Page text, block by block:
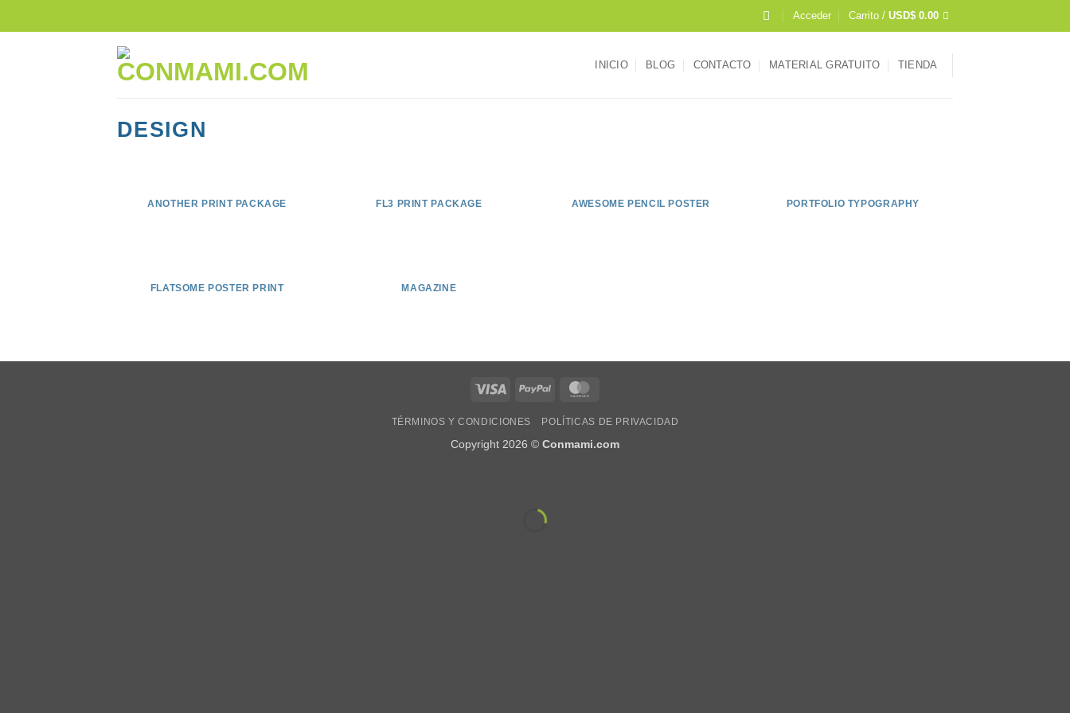
Acceder Carrito /USD$ 0.00
INICIO BLOG CONTACTO MATERIAL GRATUITO TIENDA
DESIGN
ANOTHER PRINT PACKAGE FL3 PRINT PACKAGE AWESOME PENCIL POSTER PORTFOLIO TYPOGRAPHY
FLATSOME POSTER PRINT MAGAZINE
TÉRMINOS Y CONDICIONES POLÍTICAS DE PRIVACIDAD
Copyright 2026 © Conmami.com